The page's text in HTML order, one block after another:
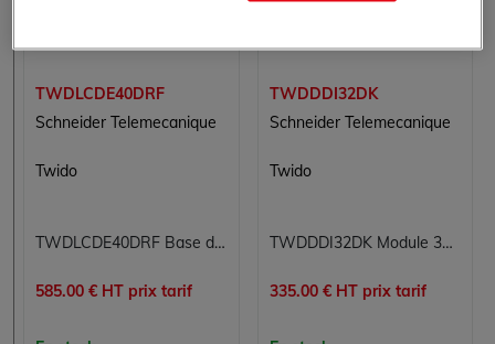
TWDLCDE40DRF
Schneider Telemecanique
Twido
TWDLCDE40DRF Base d'automate extensible Twido Schneider Telemecanique 24 VCC 24 entrées 24E numériques 24 VCC 16 sorties 16S relais jusqu'à 40 E/S supplémentaires port RS-485 110 x 90 x 40 mm
585.00 € HT prix tarif
TWDDDI32DK
Schneider Telemecanique
Twido
TWDDDI32DK Module 32 entrées numériques Twido Schneider Telemecanique
335.00 € HT prix tarif